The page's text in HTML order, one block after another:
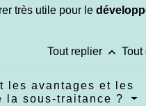
très utile pour le
Tout replier keyboard_arrow_up Tout
les avantages et les
la sous-traitance ?